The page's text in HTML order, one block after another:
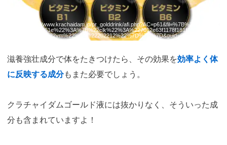
https://www.krachaidam.jp/pr_golddrink/afi.php?AC=p61&fil=%7B%22pr%22%3
A%7B%2298661e%22%3A%7B%22clk%22%3A%227012e63f1178f181f776b0d0634f
7b0e%22%2C%22ym%22%3A%22202212%22%7D%7D%7D&guid=ON
滋養強壮成分で体をたきつけたら、その効果を効率よく体
に反映する成分もまた必要でしょう。
クラチャイダムゴールド液には抜かりなく、そういった成
分も含まれていますよ！